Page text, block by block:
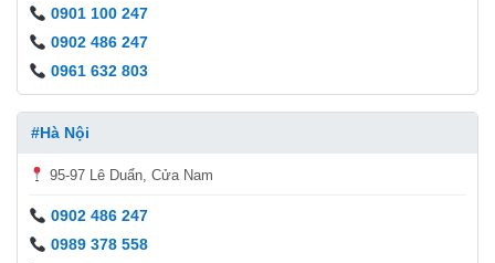
0901 100 247
0902 486 247
0961 632 803
#Hà Nội
95-97 Lê Duẩn, Cửa Nam
0902 486 247
0989 378 558